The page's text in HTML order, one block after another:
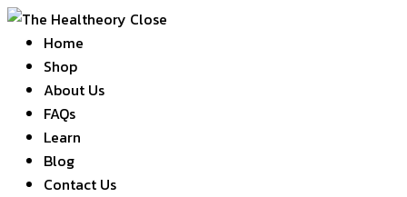
Close
Home
Shop
About Us
FAQs
Learn
Blog
Contact Us